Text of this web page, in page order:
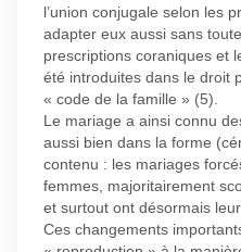
l’union conjugale selon les
adapter eux aussi sans
prescriptions coraniques et
été introduites dans le droit
« code de la famille » (5).
Le mariage a ainsi connu
aussi bien dans la forme
contenu : les mariages
femmes, majoritairement
et surtout ont désormais
Ces changements